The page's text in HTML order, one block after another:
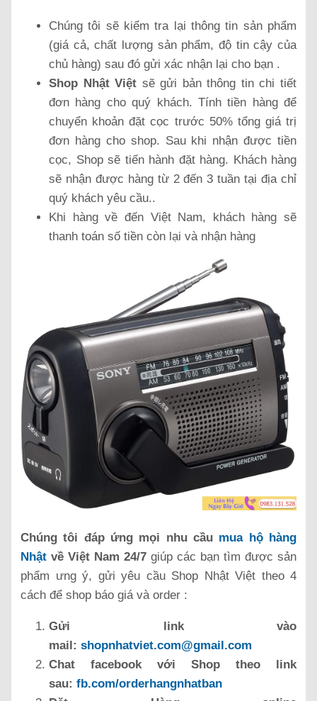
Chúng tôi sẽ kiểm tra lại thông tin sản phẩm
(giá cả, chất lượng sản phẩm, độ tin cậy của
chủ hàng) sau đó gửi xác nhận lại cho bạn .
Shop Nhật Việt sẽ gửi bản thông tin chi tiết
đơn hàng cho quý khách. Tính tiền hàng để
chuyển khoản đặt cọc trước 50% tổng giá trị
đơn hàng cho shop. Sau khi nhận được tiền
cọc, Shop sẽ tiến hành đặt hàng. Khách hàng
sẽ nhận được hàng từ 2 đến 3 tuần tại địa chỉ
quý khách yêu cầu..
Khi hàng về đến Việt Nam, khách hàng sẽ
thanh toán số tiền còn lại và nhận hàng
Chúng tôi đáp ứng mọi nhu cầu mua hộ hàng
Nhật về Việt Nam 24/7 giúp các bạn tìm được sản
phẩm ưng ý, gửi yêu cầu Shop Nhật Việt theo 4
cách để shop báo giá và order :
Gửi link vào
mail: shopnhatviet.com@gmail.com
Chat facebook với Shop theo link
sau: fb.com/orderhangnhatban